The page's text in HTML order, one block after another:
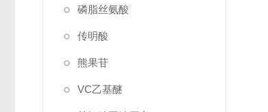
磷脂丝氨酸
传明酸
熊果苷
VC乙基醚